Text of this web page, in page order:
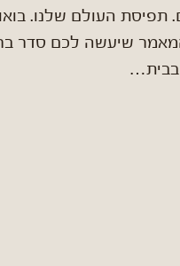
תפיסת העולם שלנו. בואו
שיעשה לכם סדר
בבית…